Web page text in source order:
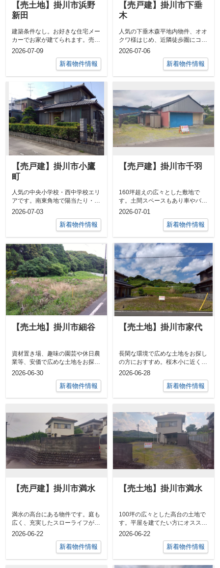
【売土地】掛川市浜野
新田
建築条件なし。お好きな住宅メー
カーでお家が建てられます。売土
地 ／ 掛川市浜野新田 ／ 土
2026-07-09
新着物件情報
【売戸建】掛川市下垂
木
人気の下垂木森平地内物件、オオ
クワ様はじめ、近隣徒歩圏にコン
ビニ・銀行等全て揃っており便利
2026-07-06
新着物件情報
【売戸建】掛川市小鷹
町
人気の中央小学校・西中学校エリ
アです。南東角地で陽当たり・通
風良好。立地が良く住環境も良好
2026-07-03
新着物件情報
【売戸建】掛川市千羽
160坪超えの広々とした敷地で
す。土間スペースもあり車やバイ
クを好きな方にもおすすめ。売中
2026-07-01
新着物件情報
【売土地】掛川市細谷
資材置き場、趣味の園芸や休日農
業等、安価で広めな土地をお探し
の方におすすめ。売土地 ／ 掛
2026-06-30
新着物件情報
【売土地】掛川市家代
長閑な環境で広めな土地をお探し
の方におすすめ。桜木小に近く、
子育てにも安心な地区です。幹線
2026-06-28
新着物件情報
【売戸建】掛川市満水
満水の高台にある物件です。庭も
広く、充実したスローライフが送
れます。売中古住宅 ／ 掛川市
2026-06-22
新着物件情報
【売土地】掛川市満水
100坪の広々とした高台の土地で
す。平屋を建てたい方にオスス
メ。売土地 ／ 掛川市満水
2026-06-22
新着物件情報